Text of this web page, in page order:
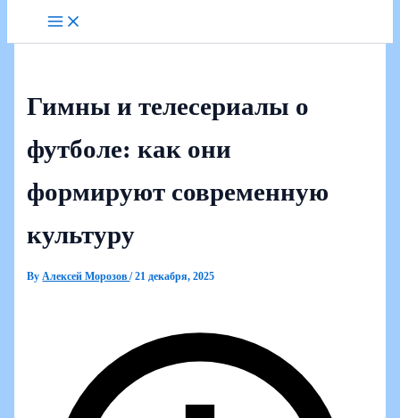
Гимны и телесериалы о
футболе: как они
формируют современную
культуру
ByАлексей Морозов/21 декабря, 2025